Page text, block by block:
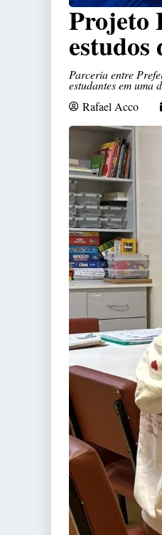
Projeto
Parceria entre
estudantes em uma
Rafael Acco